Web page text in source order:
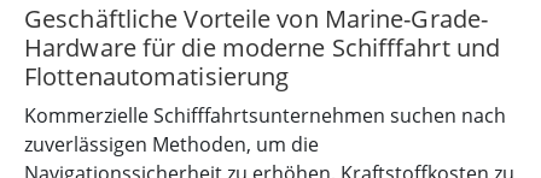
Geschäftliche Vorteile von Marine-Grade-
Hardware für die moderne Schifffahrt und
Flottenautomatisierung
Kommerzielle Schifffahrtsunternehmen suchen nach
zuverlässigen Methoden, um die